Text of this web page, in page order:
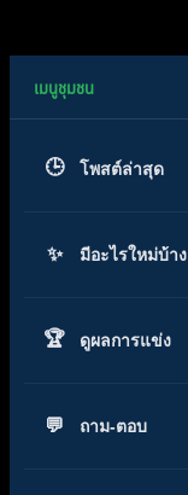
โพสต์ล่าสุด
มีอะไรใหม่บ้าง
ดูผลการแข่ง
ถาม-ตอบ